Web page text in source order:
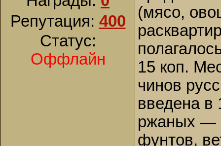
Репутация: 400
Статус:
Оффлайн
(мясо,
15 коп.
чинов
введена в
ржаных —
фунтов,